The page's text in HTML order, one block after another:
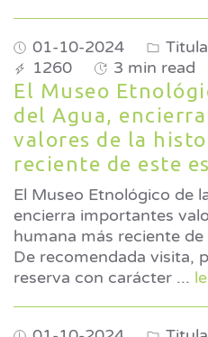
01-10-2024
1260
3 min read
El Museo
del Agua,
valores de la
reciente de este
El Museo Etnológico de
encierra importantes
humana más reciente
De recomendada visita,
reserva con carácter ...